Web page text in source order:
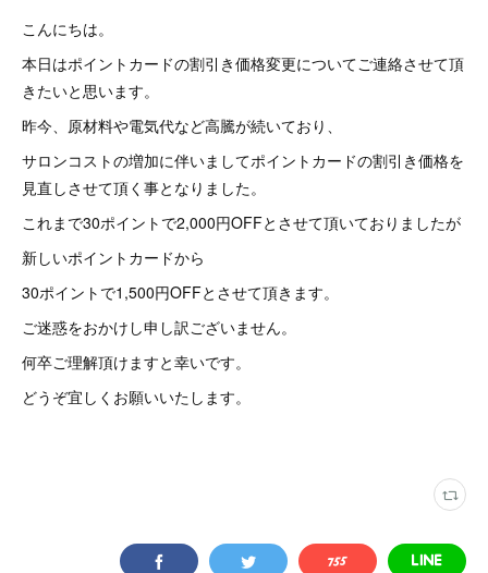
こんにちは。
本日はポイントカードの割引き価格変更についてご連絡させて頂
きたいと思います。
昨今、原材料や電気代など高騰が続いており、
サロンコストの増加に伴いましてポイントカードの割引き価格を
見直しさせて頂く事となりました。
これまで30ポイントで2,000円OFFとさせて頂いておりましたが
新しいポイントカードから
30ポイントで1,500円OFFとさせて頂きます。
ご迷惑をおかけし申し訳ございません。
何卒ご理解頂けますと幸いです。
どうぞ宜しくお願いいたします。